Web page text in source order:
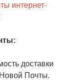
интернет-
:
доставки
Почты.